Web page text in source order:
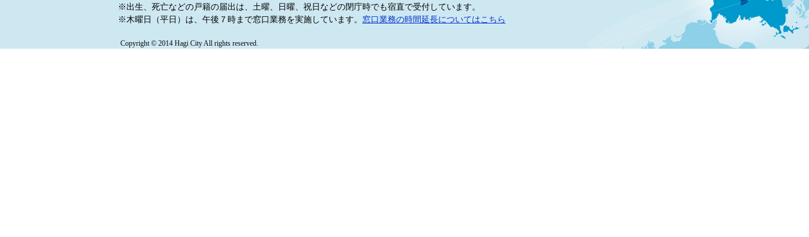
※出生、死亡などの戸籍の届出は、土曜、日曜、祝日などの閉庁時でも宿直で受付しています。
※木曜日（平日）は、午後７時まで窓口業務を実施しています。 窓口業務の時間延長についてはこちら
Copyright © 2014 Hagi City All rights reserved.